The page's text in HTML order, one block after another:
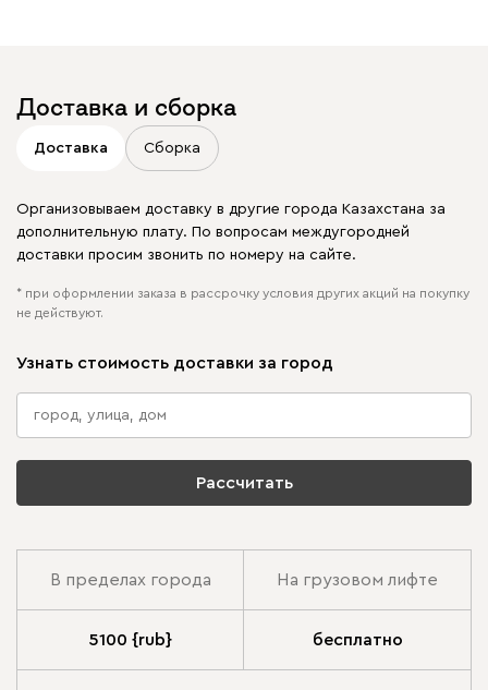
Доставка и сборка
Доставка Сборка
Организовываем доставку в другие города Казахстана за
дополнительную плату. По вопросам междугородней
доставки просим звонить по номеру на сайте.
* при оформлении заказа в рассрочку условия других акций на покупку
не действуют.
Узнать стоимость доставки за город
Рассчитать
В пределах города На грузовом лифте
5100 {rub} бесплатно